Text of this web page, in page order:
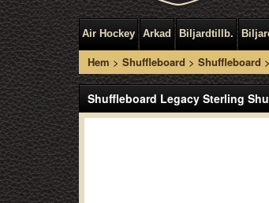
Air Hockey Arkad Biljardtillb.
Hem > Shuffleboard > Shuffleboard >
Shuffleboard Legacy Sterling